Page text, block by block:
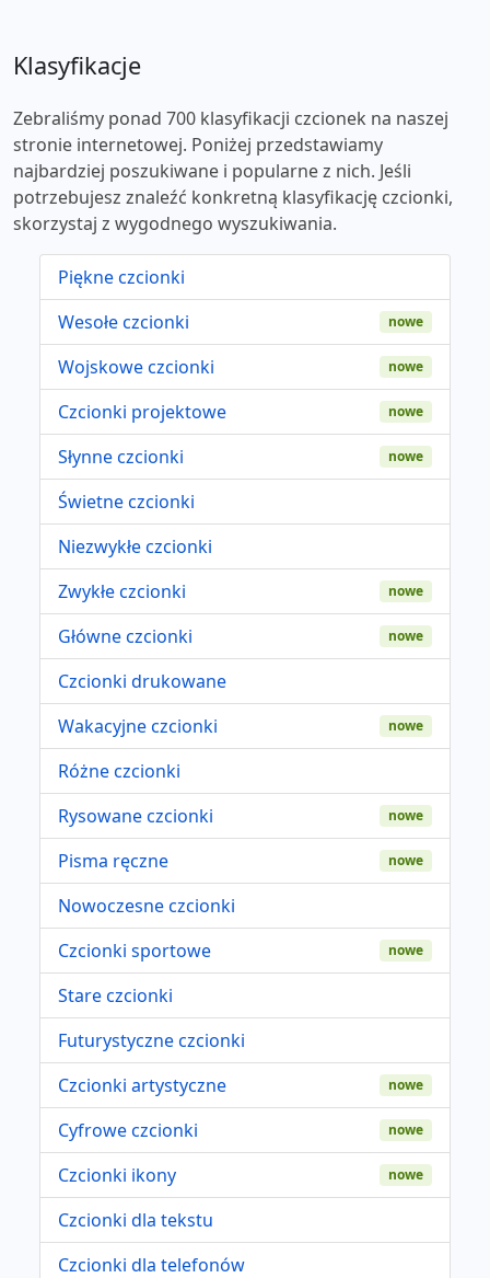
Klasyfikacje
Zebraliśmy ponad 700 klasyfikacji czcionek na naszej
stronie internetowej. Poniżej przedstawiamy
najbardziej poszukiwane i popularne z nich. Jeśli
potrzebujesz znaleźć konkretną klasyfikację czcionki,
skorzystaj z wygodnego wyszukiwania.
Piękne czcionki
Wesołe czcionki
nowe
Wojskowe czcionki nowe
Czcionki projektowe nowe
Słynne czcionki nowe
Świetne czcionki
Niezwykłe czcionki
Zwykłe czcionki
nowe
Główne czcionki nowe
Czcionki drukowane
Wakacyjne czcionki
nowe
Różne czcionki
Rysowane czcionki
nowe
Pisma ręczne nowe
Nowoczesne czcionki
Czcionki sportowe
nowe
Stare czcionki
Futurystyczne czcionki
Czcionki artystyczne
nowe
Cyfrowe czcionki nowe
Czcionki ikony nowe
Czcionki dla tekstu
Czcionki dla telefonów